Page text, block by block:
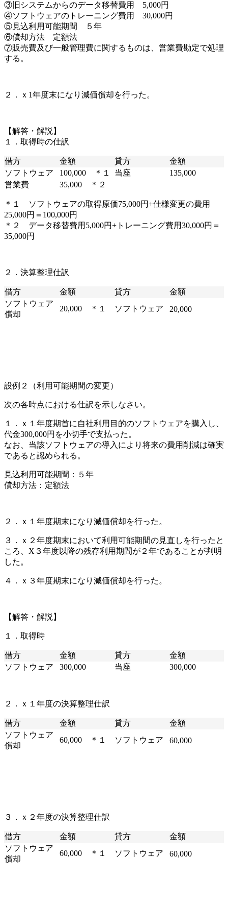
③旧システムからのデータ移替費用 5,000円
④ソフトウェアのトレーニング費用 30,000円
⑤見込利用可能期間 ５年
⑥償却方法 定額法
⑦販売費及び一般管理費に関するものは、営業費勘定で処理
する。
２．ｘ1年度末になり減価償却を行った。
【解答・解説】
１．取得時の仕訳
借方 金額 貸方
金額
ソフトウェア
100,000 ＊１ 当座
135,000
営業費
35,000 ＊２
＊１ ソフトウェアの取得原価75,000円+仕様変更の費用
25,000円＝100,000円
＊２ データ移替費用5,000円+トレーニング費用30,000円＝
35,000円
２．決算整理仕訳
借方 金額 貸方
金額
ソフトウェア
償却
20,000 ＊１ ソフトウェア 20,000
設例２（利用可能期間の変更）
次の各時点における仕訳を示しなさい。
１．ｘ１年度期首に自社利用目的のソフトウェアを購入し、
代金300,000円を小切手で支払った。
なお、当該ソフトウェアの導入により将来の費用削減は確実
であると認められる。
見込利用可能期間：５年
償却方法：定額法
２．ｘ１年度期末になり減価償却を行った。
３．ｘ２年度期末において利用可能期間の見直しを行ったと
ころ、X３年度以降の残存利用期間が２年であることが判明
した。
４．ｘ３年度期末になり減価償却を行った。
【解答・解説】
１．取得時
借方 金額 貸方
金額
ソフトウェア
300,000 当座 300,000
２．ｘ１年度の決算整理仕訳
借方 金額 貸方
金額
ソフトウェア
償却
60,000 ＊１ ソフトウェア 60,000
３．ｘ２年度の決算整理仕訳
借方 金額 貸方
金額
ソフトウェア
償却
60,000 ＊１ ソフトウェア 60,000